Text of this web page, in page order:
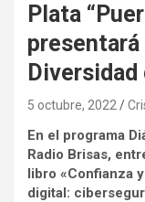
Plata
5 octubre, 2022
En el programa
Radio Brisas,
libro «Confianza
digital: